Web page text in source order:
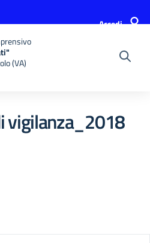
Accedi
(VA)
vigilanza_2018